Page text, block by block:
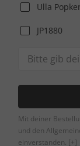
Ulla
JP1880
Mit deiner
und den
einverstanden. [+]